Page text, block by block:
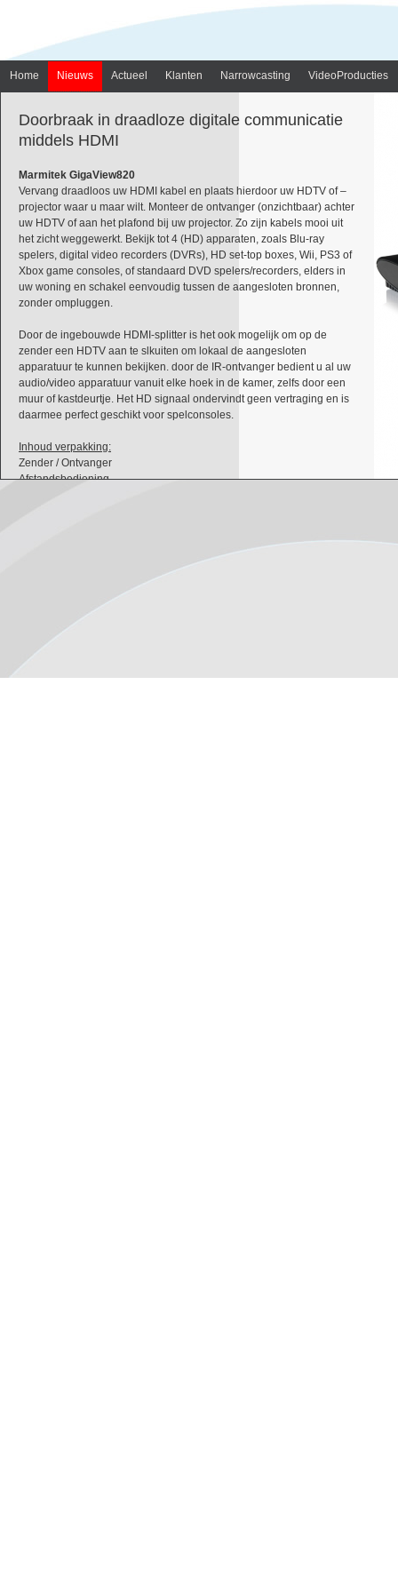
Home Nieuws Actueel Klanten Narrowcasting VideoProducties
Doorbraak in draadloze digitale communicatie
middels HDMI
Marmitek GigaView820
Vervang draadloos uw HDMI kabel en plaats hierdoor uw HDTV of –
projector waar u maar wilt. Monteer de ontvanger (onzichtbaar) achter
uw HDTV of aan het plafond bij uw projector. Zo zijn kabels mooi uit
het zicht weggewerkt. Bekijk tot 4 (HD) apparaten, zoals Blu-ray
spelers, digital video recorders (DVRs), HD set-top boxes, Wii, PS3 of
Xbox game consoles, of standaard DVD spelers/recorders, elders in
uw woning en schakel eenvoudig tussen de aangesloten bronnen,
zonder ompluggen.
Door de ingebouwde HDMI-splitter is het ook mogelijk om op de
zender een HDTV aan te slkuiten om lokaal de aangesloten
apparatuur te kunnen bekijken. door de IR-ontvanger bedient u al uw
audio/video apparatuur vanuit elke hoek in de kamer, zelfs door een
muur of kastdeurtje. Het HD signaal ondervindt geen vertraging en is
daarmee perfect geschikt voor spelconsoles.
Inhoud verpakking:
Zender / Ontvanger
Afstandsbediening